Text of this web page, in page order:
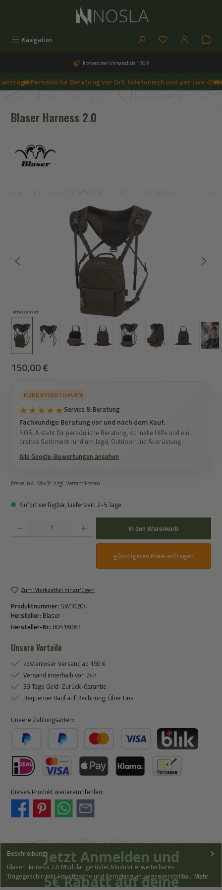
Navigation Du hast 0
kostenloser Versand ab 150 €
➔
🔥 Persönliche Beratung vor Ort, telefonisch und per Live-Chat
➔
🔥
Blaser Harness 2.0
Bildergalerie überspringen
Abbildung ähnlich
Regulärer Preis:
150,00 €
KUNDENVERTRAUEN
★★★★★Service & Beratung
Fachkundige Beratung vor und nach dem Kauf.
NOSLA steht für persönliche Beratung, schnelle Hilfe und ein
breites Sortiment rund um Jagd, Outdoor und Ausrüstung.
Alle Google-Bewertungen ansehen
Preise inkl. MwSt. zzgl. Versandkosten
Sofort verfügbar, Lieferzeit: 2-5 Tage
In den Warenkorb
günstigeren Preis anfragen
Zum Merkzettel hinzufügen
Produktnummer: SW10204
Hersteller: Blaser
Hersteller-Nr.: 80416063
Unsere Vorteile
kostenloser Versand ab 150 €
Versand innerhalb von 24h
30 Tage Geld-Zurück-Garantie
Bequemer Kauf auf Rechnung, Über Uns
Unsere Zahlungsarten:
PayPal Später BezahlenKredit- oder Debitkarte
Dieses Produkt weiterempfehlen:
Beschreibung
Blaser Harness 2.0 Modular gerüstet Modular erweiterbares
TragegeschirrInkl. Haupttasche und FernglasgurtLängenverstellba… Mehr
Jetzt Anmelden und
5€ Rabatt auf deine